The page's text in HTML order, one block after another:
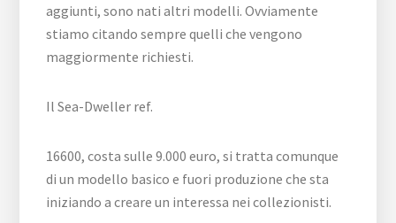
aggiunti, sono nati altri modelli. Ovviamente
stiamo citando sempre quelli che vengono
maggiormente richiesti.
Il Sea-Dweller ref.
16600, costa sulle 9.000 euro, si tratta comunque
di un modello basico e fuori produzione che sta
iniziando a creare un interessa nei collezionisti.